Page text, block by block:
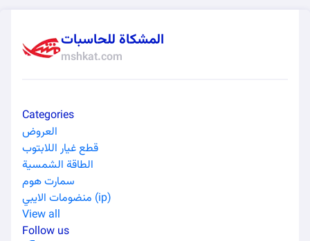
المشكاة للحاسبات
mshkat.com
Categories
العروض
قطع غيار اللابتوب
الطاقة الشمسية
سمارت هوم
منضومات الايبي (ip)
View all
Follow us